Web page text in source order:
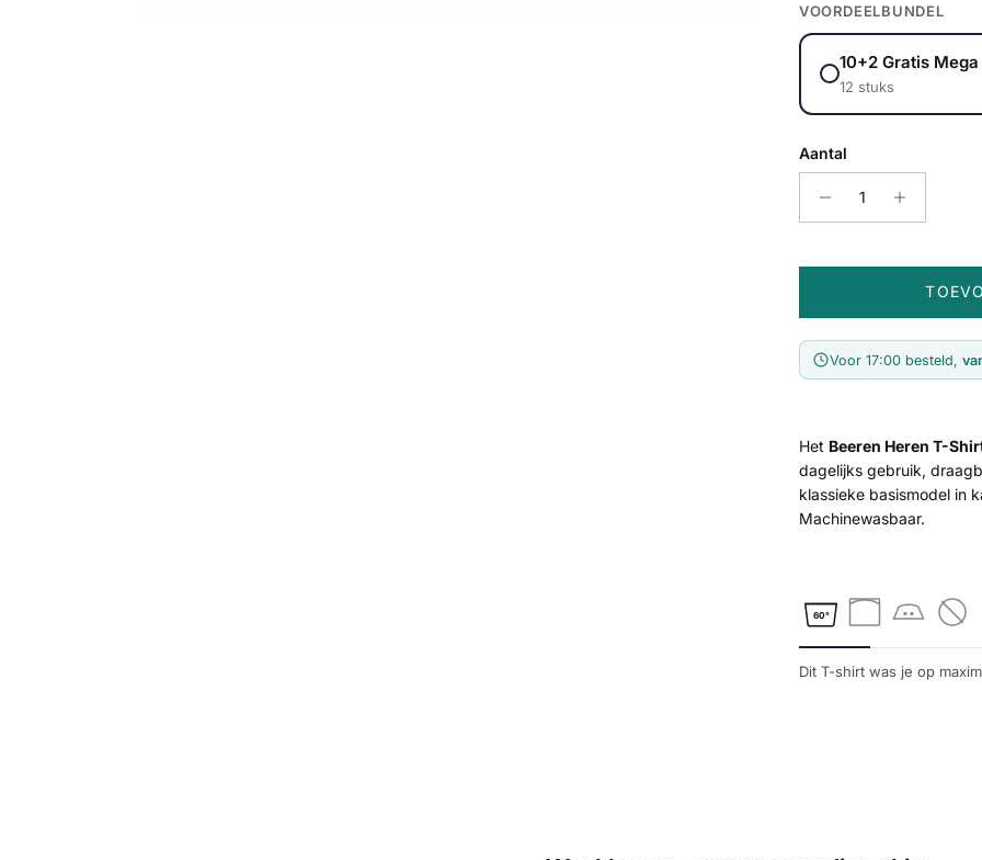
VOORDEELBUNDEL
10+2 Gratis
12 stuks
Aantal
Voor 17:00 besteld,
Het Beeren Heren T-
dagelijks gebruik,
klassieke basismodel in
Machinewasbaar.
60°
Dit T-shirt was je op